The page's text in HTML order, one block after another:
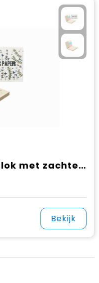
Zadenpapier memo blok met zachte kaft (EU‑productie)
Bekijk